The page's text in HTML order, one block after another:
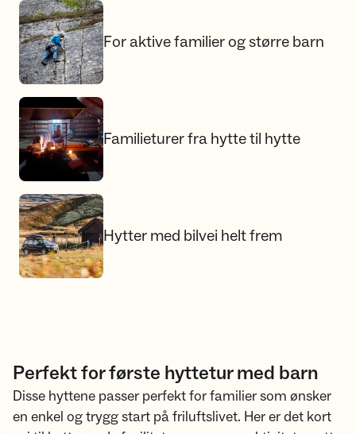
For aktive familier og større barn
For aktive familier og større barn
Familieturer fra hytte til hytte
Familieturer fra hytte til hytte
Hytter med bilvei helt frem
Hytter med bilvei helt frem
Perfekt for første hyttetur med barn
Disse hyttene passer perfekt for familier som ønsker
en enkel og trygg start på friluftslivet. Her er det kort